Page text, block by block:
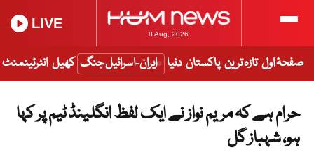
8 Aug, 2026
LIVE
صفحۂ اول تازہ ترین پاکستان دنیا ایران-اسرائیل جنگ کھیل انٹرٹینمنٹ
حرام ہے کہ مریم نواز نے ایک لفظ انگلینڈ ٹیم پر کہا
ہو، شہباز گل